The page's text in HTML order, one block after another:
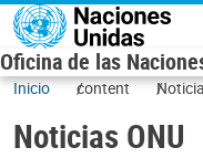
Skip to main content
Oficina de las
Inicio content
Noticias ONU